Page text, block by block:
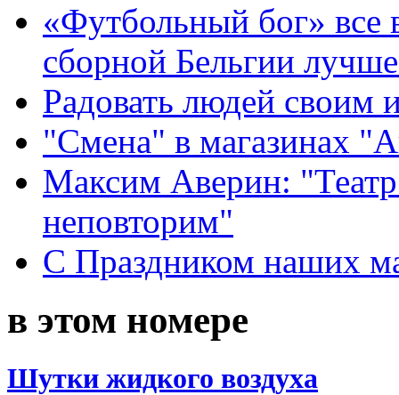
«Футбольный бог» все
сборной Бельгии
Радовать людей своим
"Смена" в магазинах
Максим Аверин:
неповторим"
С Праздником наших
в этом номере
Шутки жидкого воздуха